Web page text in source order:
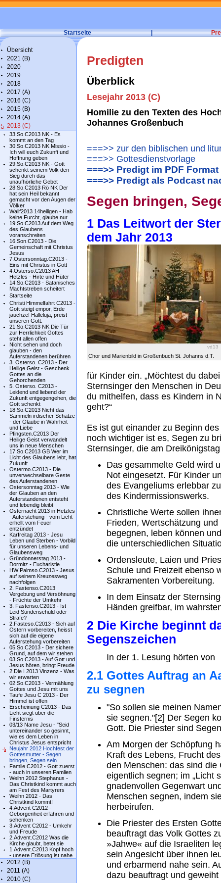
Startseite |
Übersicht
2021 (B)
2020
2019
2018
2017 (A)
2016 (C)
2015 (B)
2014 (A)
2013 (C)
33.So.C2013 NK - Es
kommt an den Tag
30.So.C2013 NK Missio -
Ich will euch Zukunft und
Hoffnung geben
29.So.C2013 NK - Gott
schenkt seinem Volk den
Sieg durch das
unaufhörliche Gebet
28.So.C2013 Rö NK Der
hat sein Heil bekannt
gemacht vor den Augen der
Völker
Wallf2013 14heiligen - Hab
keine Furcht, glaube nur
19.So.C2013 Auf dem Weg
des Glaubens
voranschreiten
16.Son.C2013 - Die
Gemeinschaft mit Christus
Jesus
7.Ostersonntag.C2013 -
Eins mit Christus in Gott
4.Osterso.C2013 AH
Hetzles - Hirte und Hüter
14.So.C2013 - Satanisches
Machtstreben scheitert
Startseite
Christi Himmelfahrt C2013 -
Gott steigt empor, Erde
jauchze! Halleluja, preist
unseren Gott.
21.So.C2013 NK Die Tür
zur Herrlichkeit Gottes
steht allen offen
Nicht sehen und doch
glauben - den
Auferstandenen berühren
3. Osterso. C2013 - Der
Heilige Geist - Geschenk
Gottes an die
Gehorchenden
5. Osterso. C2013 -
Leidend und liebend der
Zukunft entgegengehen, die
Gott schenkt
18.So.C2013 Nicht das
Sammeln irdischer Schätze
- der Glaube in Wahrheit
und Liebe
Pfingsten.C2013 Der
Heilige Geist verwandelt
uns in neue Menschen
17.So.C2013 GB Wer im
Licht des Glaubens lebt, hat
Zukunft
Ostermo.C2013 - Die
unverwechselbare Geste
des Auferstandenen
Ostersonntag 2013 - Wie
der Glauben an den
Auferstandenen entsteht
und lebendig bleibt
Osternacht 2013 in Hetzles
- Auferstehung - vom Licht
erhellt vom Feuer
entzündet
Karfreitag 2013 - Jesu
Leben und Sterben - Vorbild
für unseren Lebens- und
Glaubensweg
Gründonnerstag 2013 -
Dormitz - Eucharistie
HW Palmso.C2013 - Jesus
auf seinem Kreuzesweg
nachfolgen
2. Fastenso.C2013
Vergebung und Versöhnung
- Früchte der Umkehr
3. Fastenso.C2013 - Ist
Leid Sündenschuld oder
Strafe?
2.Fasteso.C2013 - Sich auf
Ostern vorbereiten, heisst
sich auf die eigene
Auferstehung vorbereiten
05.So.C2013 - Der sichere
Grund, auf dem wir stehen
03.So.C2013 - Auf Gott und
Jesus hören, bringt Freude
2.Die I 2013 Vinzenz - Was
wir erwarten
02.So.C2013 - Vermählung
Gottes und Jesu mit uns
Taufe Jesu C 2013 - Der
Himmel ist offen
Erscheinung C2013 - Das
Licht siegt über die
Finsternis
03/13 Name Jesu - "Seid
untereinander so gesinnt,
wie es dem Leben in
Christus Jesus entspricht
Neujahr 2012 Hochfest der
Gottesmutter - Segen
bringen, Segen sein
Famlie C2012 - Gott zuerst
- auch in unseren Famlien
Weihn 2012 Stephanus -
Das Christkind kommt auch
am Fest des Martyrers
Weihn 2012 - Das
Christkind kommt!
4.Advent C2012 -
Geborgenheit erfahren und
schenken
3.Advent C2012 - Umkehr
und Freude
2.Advent.C2012 Was die
Kirche glaubt, betet sie
1.Advent.C2013 Kopf hoch
- unsere Erlösung ist nahe
2012 (B)
2011 (A)
2010 (C)
Predigten
Überblick
Lesejahr 2013 (C)
Homilie zu den Texten des
Johannes Großenbuch
===>> zur den biblischen und
===>> Gottesdienstvorlage
===>> Predigt im PDF
===>> Predigt als Podcast
Segen bringen,
1 Das Leitwort der
dem Jahr 2013
vd13
Chor und Marienbild in Großenbuch St. Johanns d.T.
für Kinder ein. „Möchtest du
Sternsinger den Menschen in
du mithelfen, dass es Kindern in
geht?“
Es ist gut einander zu Beginn
noch wichtiger ist es, Segen zu
Sternsinger, die am
Das gesammelte Geld wird
Not eingesetzt. Für Kinder
des Evangeliums erlebbar
des Kindermissionswerks.
Christliche Werte sollen
Frieden, Wertschätzung
begegnen, leben können
die unterschiedlichen
Ordensleute, Laien und
Schule und Freizeit ebenso
Sakramenten Vorbereitung.
In dem Einsatz der
Händen greifbar, im
2 Die Kirche beginnt
Segenszeichen
In der 1. Lesung hörten von
2.1 Gottes Auftrag an
zu segnen
"So sollen sie meinen
sie segnen."[2] Der Segen
Gott. Die Priester sind
Am Morgen der Schöpfung
Kraft des Lebens, Frucht
den Menschen: das sind
eigentlich segnen; im „Licht
gnadenvollen Gegenwart
Menschen segnen, indem
herbeirufen.
Die Priester des Ersten
beauftragt das Volk Gottes
»Jahwe« auf die Israeliten
sein Angesicht über ihnen
und erbarmend nahe sein.
dazu beauftragt und